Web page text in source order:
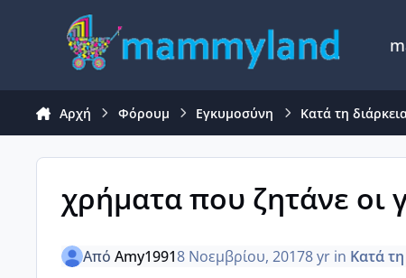
Μετάβαση σε περιεχόμενο
Αρχή Φόρουμ Εγκυμοσύνη Κατά τη
χρήματα που ζητάνε οι
ΑπόAmy19918 Νοεμβρίου, 20178 yr in Κατά